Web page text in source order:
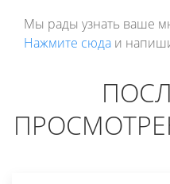
Мы рады узнать ваше
Нажмите сюда и